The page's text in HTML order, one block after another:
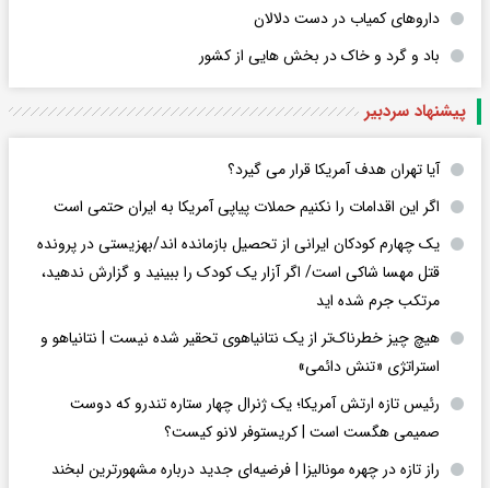
داروهای کمیاب در دست دلالان
باد و گرد و خاک در بخش هایی از کشور
پیشنهاد سردبیر
آیا تهران هدف آمریکا قرار می گیرد؟
اگر این اقدامات را نکنیم حملات پیاپی آمریکا به ایران حتمی است
یک چهارم کودکان ایرانی از تحصیل بازمانده اند/بهزیستی در پرونده
قتل مهسا شاکی است/ اگر آزار یک کودک را ببینید و گزارش ندهید،
مرتکب جرم شده اید
هیچ چیز خطرناک‌تر از یک نتانیاهوی تحقیر شده نیست | نتانیاهو و
استراتژی «تنش دائمی»
رئیس تازه ارتش آمریکا؛ یک ژنرال چهار ستاره تندرو که دوست
صمیمی هگست است | کریستوفر لانو کیست؟
راز تازه در چهره مونالیزا | فرضیه‌ای جدید درباره مشهورترین لبخند